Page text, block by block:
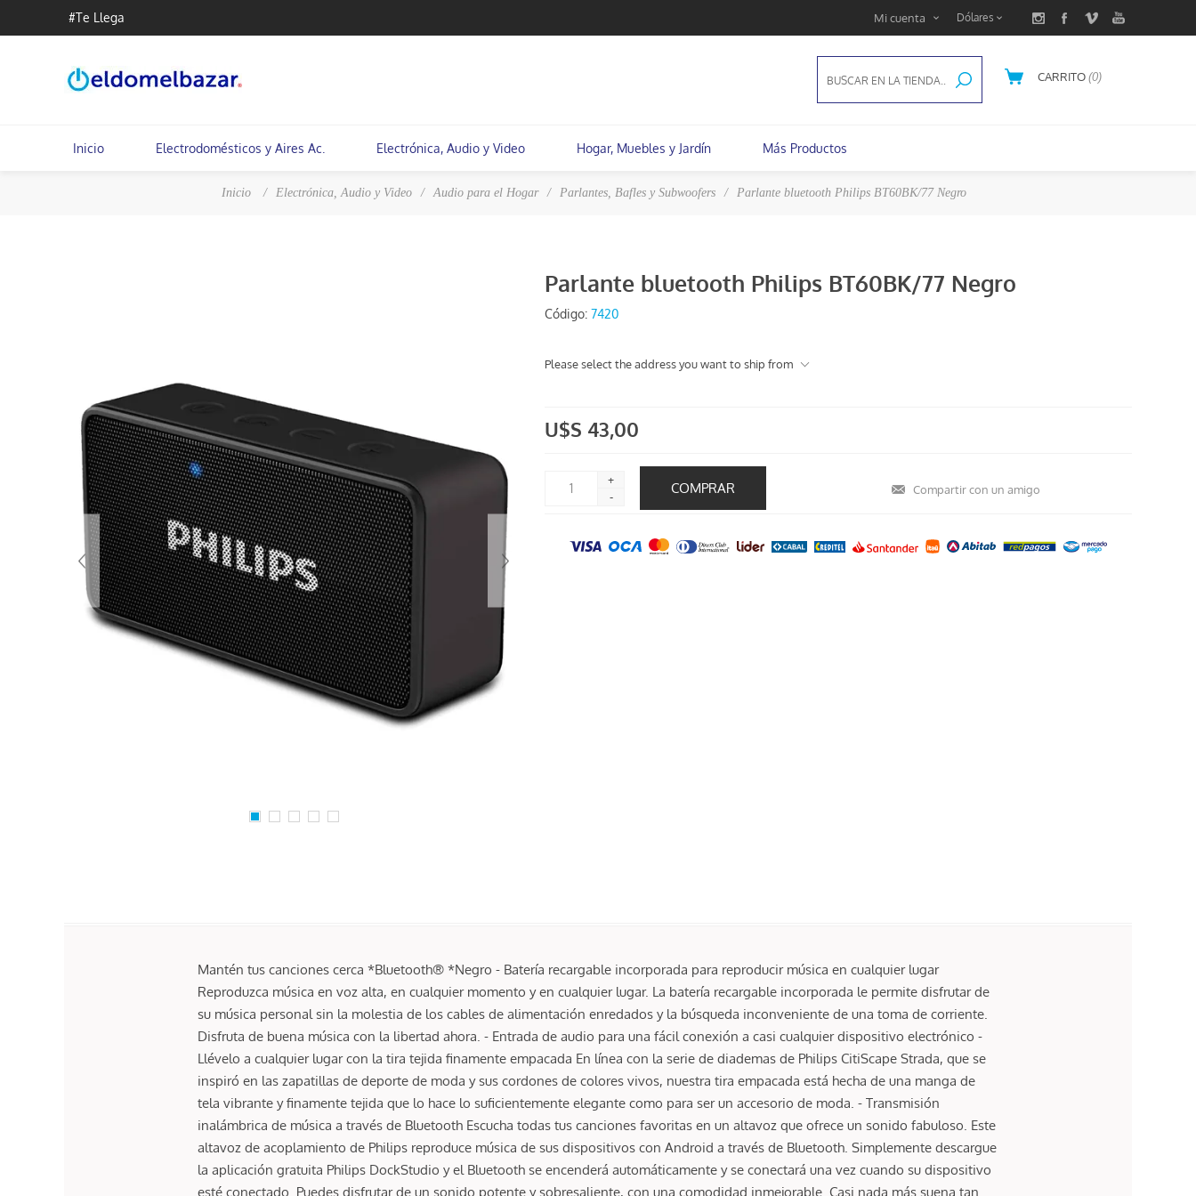
#Te Llega Mi cuenta
CARRITO (0)
Inicio Electrodomésticos y Aires Ac. Electrónica, Audio y Video Hogar, Muebles y Jardín Más Productos
Inicio / Electrónica, Audio y Video / Audio para el Hogar / Parlantes, Bafles y Subwoofers / Parlante bluetooth Philips BT60BK/77 Negro
Parlante bluetooth Philips BT60BK/77 Negro
Código: 7420
Please select the address you want to ship from
U$S 43,00
+
-
Mantén tus canciones cerca *Bluetooth® *Negro - Batería recargable incorporada para reproducir música en cualquier lugar
Reproduzca música en voz alta, en cualquier momento y en cualquier lugar. La batería recargable incorporada le permite disfrutar de
su música personal sin la molestia de los cables de alimentación enredados y la búsqueda inconveniente de una toma de corriente.
Disfruta de buena música con la libertad ahora. - Entrada de audio para una fácil conexión a casi cualquier dispositivo electrónico -
Llévelo a cualquier lugar con la tira tejida finamente empacada En línea con la serie de diademas de Philips CitiScape Strada, que se
inspiró en las zapatillas de deporte de moda y sus cordones de colores vivos, nuestra tira empacada está hecha de una manga de
tela vibrante y finamente tejida que lo hace lo suficientemente elegante como para ser un accesorio de moda. - Transmisión
inalámbrica de música a través de Bluetooth Escucha todas tus canciones favoritas en un altavoz que ofrece un sonido fabuloso. Este
altavoz de acoplamiento de Philips reproduce música de sus dispositivos con Android a través de Bluetooth. Simplemente descargue
la aplicación gratuita Philips DockStudio y el Bluetooth se encenderá automáticamente y se conectará una vez cuando su dispositivo
esté conectado. Puedes disfrutar de un sonido potente y sobresaliente, con una comodidad inmejorable. Casi nada más suena tan